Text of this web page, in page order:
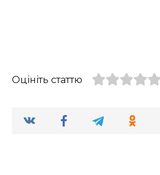
Оцініть статтю